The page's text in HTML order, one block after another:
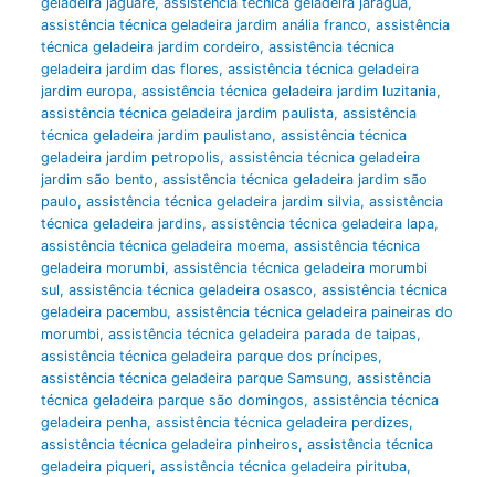
assistência técnica geladeira jardim anália franco, assistência
técnica geladeira jardim cordeiro, assistência técnica
geladeira jardim das flores, assistência técnica geladeira
jardim europa, assistência técnica geladeira jardim luzitania,
assistência técnica geladeira jardim paulista, assistência
técnica geladeira jardim paulistano, assistência técnica
geladeira jardim petropolis, assistência técnica geladeira
jardim são bento, assistência técnica geladeira jardim são
paulo, assistência técnica geladeira jardim silvia, assistência
técnica geladeira jardins, assistência técnica geladeira lapa,
assistência técnica geladeira moema, assistência técnica
geladeira morumbi, assistência técnica geladeira morumbi
sul, assistência técnica geladeira osasco, assistência técnica
geladeira pacembu, assistência técnica geladeira paineiras do
morumbi, assistência técnica geladeira parada de taipas,
assistência técnica geladeira parque dos príncipes,
assistência técnica geladeira parque Samsung, assistência
técnica geladeira parque são domingos, assistência técnica
geladeira penha, assistência técnica geladeira perdizes,
assistência técnica geladeira pinheiros, assistência técnica
geladeira piqueri, assistência técnica geladeira pirituba,